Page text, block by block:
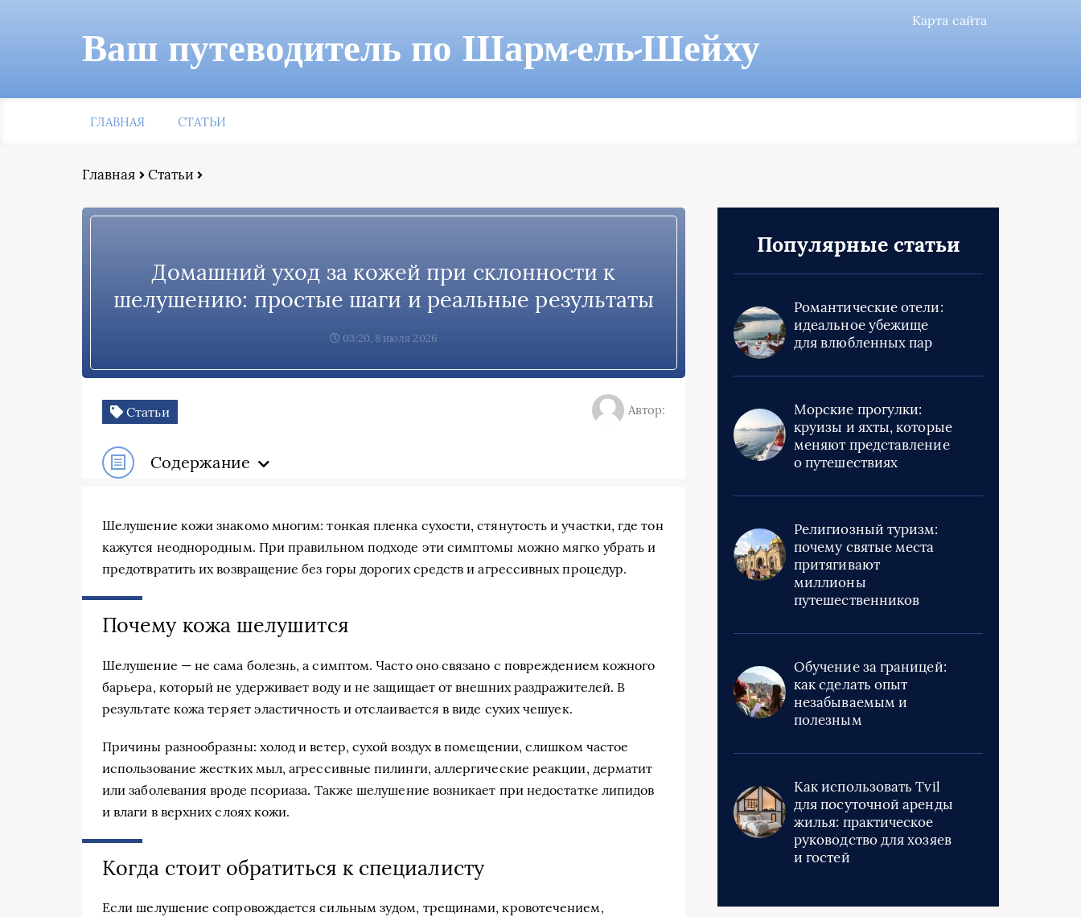
Карта сайта
Ваш путеводитель по Шарм-ель-Шейху
ГЛАВНАЯ СТАТЬИ
Главная Статьи
Домашний уход за кожей при склонности к
шелушению: простые шаги и реальные результаты
03:20, 8 июля 2026
Статьи Автор:
Содержание
Шелушение кожи знакомо многим: тонкая пленка сухости, стянутость и участки, где тон
кажутся неоднородным. При правильном подходе эти симптомы можно мягко убрать и
предотвратить их возвращение без горы дорогих средств и агрессивных процедур.
Почему кожа шелушится
Шелушение — не сама болезнь, а симптом. Часто оно связано с повреждением кожного
барьера, который не удерживает воду и не защищает от внешних раздражителей. В
результате кожа теряет эластичность и отслаивается в виде сухих чешуек.
Причины разнообразны: холод и ветер, сухой воздух в помещении, слишком частое
использование жестких мыл, агрессивные пилинги, аллергические реакции, дерматит
или заболевания вроде псориаза. Также шелушение возникает при недостатке липидов
и влаги в верхних слоях кожи.
Когда стоит обратиться к специалисту
Если шелушение сопровождается сильным зудом, трещинами, кровотечением,
Популярные статьи
Романтические отели:
идеальное убежище
для влюбленных пар
Морские прогулки:
круизы и яхты, которые
меняют представление
о путешествиях
Религиозный туризм:
почему святые места
притягивают
миллионы
путешественников
Обучение за границей:
как сделать опыт
незабываемым и
полезным
Как использовать Tvil
для посуточной аренды
жилья: практическое
руководство для хозяев
и гостей